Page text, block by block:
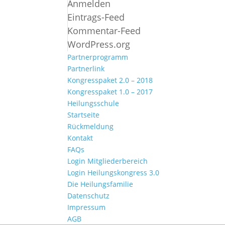
Anmelden
Eintrags-Feed
Kommentar-Feed
WordPress.org
Partnerprogramm
Partnerlink
Kongresspaket 2.0 – 2018
Kongresspaket 1.0 – 2017
Heilungsschule
Startseite
Rückmeldung
Kontakt
FAQs
Login Mitgliederbereich
Login Heilungskongress 3.0
Die Heilungsfamilie
Datenschutz
Impressum
AGB